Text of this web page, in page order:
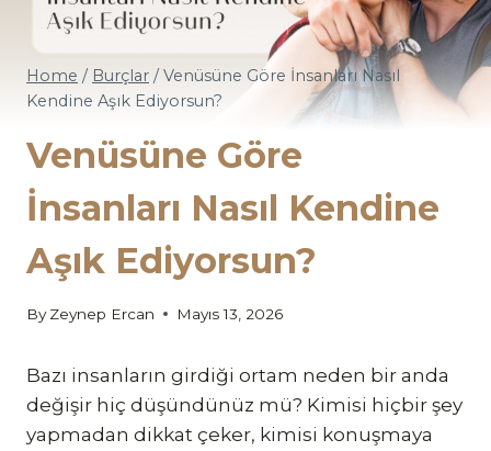
Home / Burçlar / Venüsüne Göre İnsanları Nasıl
Kendine Aşık Ediyorsun?
Venüsüne Göre
İnsanları Nasıl Kendine
Aşık Ediyorsun?
By Zeynep Ercan Mayıs 13, 2026
Bazı insanların girdiği ortam neden bir anda
değişir hiç düşündünüz mü? Kimisi hiçbir şey
yapmadan dikkat çeker, kimisi konuşmaya